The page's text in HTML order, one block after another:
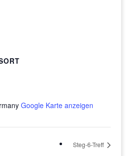
Google Karte anzeigen
Steg-6-Treff